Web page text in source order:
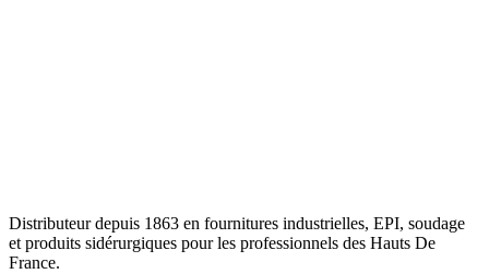
Distributeur depuis 1863 en fournitures industrielles, EPI, soudage
et produits sidérurgiques pour les professionnels des Hauts De
France.